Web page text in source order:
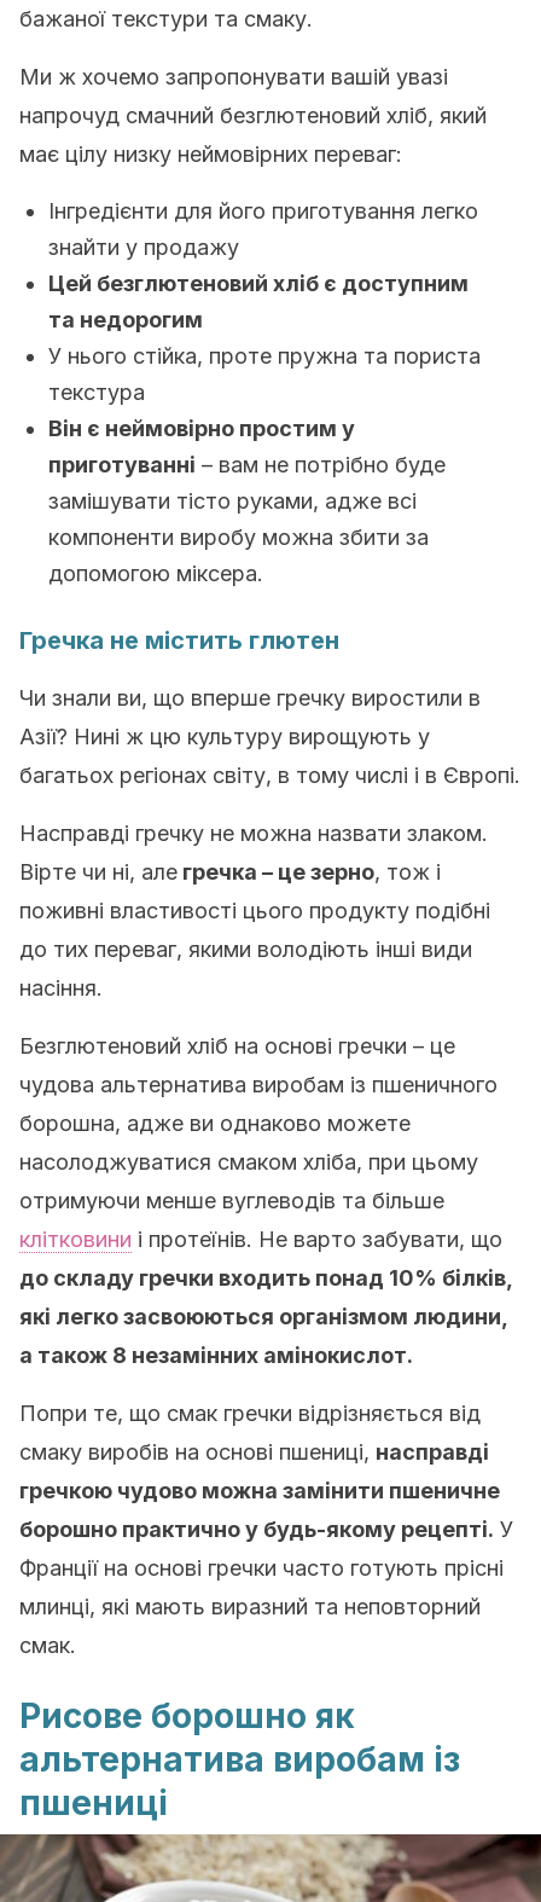
бажаної текстури та смаку.
Ми ж хочемо запропонувати вашій увазі
напрочуд смачний безглютеновий хліб, який
має цілу низку неймовірних переваг:
Інгредієнти для його приготування легко
знайти у продажу
Цей безглютеновий хліб є доступним
та недорогим
У нього стійка, проте пружна та пориста
текстура
Він є неймовірно простим у
приготуванні – вам не потрібно буде
замішувати тісто руками, адже всі
компоненти виробу можна збити за
допомогою міксера.
Гречка не містить глютен
Чи знали ви, що вперше гречку виростили в
Азії? Нині ж цю культуру вирощують у
багатьох регіонах світу, в тому числі і в Європі.
Насправді гречку не можна назвати злаком.
Вірте чи ні, але гречка – це зерно, тож і
поживні властивості цього продукту подібні
до тих переваг, якими володіють інші види
насіння.
Безглютеновий хліб на основі гречки – це
чудова альтернатива виробам із пшеничного
борошна, адже ви однаково можете
насолоджуватися смаком хліба, при цьому
отримуючи менше вуглеводів та більше
клітковини і протеїнів. Не варто забувати, що
до складу гречки входить понад 10% білків,
які легко засвоюються організмом людини,
а також 8 незамінних амінокислот.
Попри те, що смак гречки відрізняється від
смаку виробів на основі пшениці, насправді
гречкою чудово можна замінити пшеничне
борошно практично у будь-якому рецепті. У
Франції на основі гречки часто готують прісні
млинці, які мають виразний та неповторний
смак.
Рисове борошно як
альтернатива виробам із
пшениці